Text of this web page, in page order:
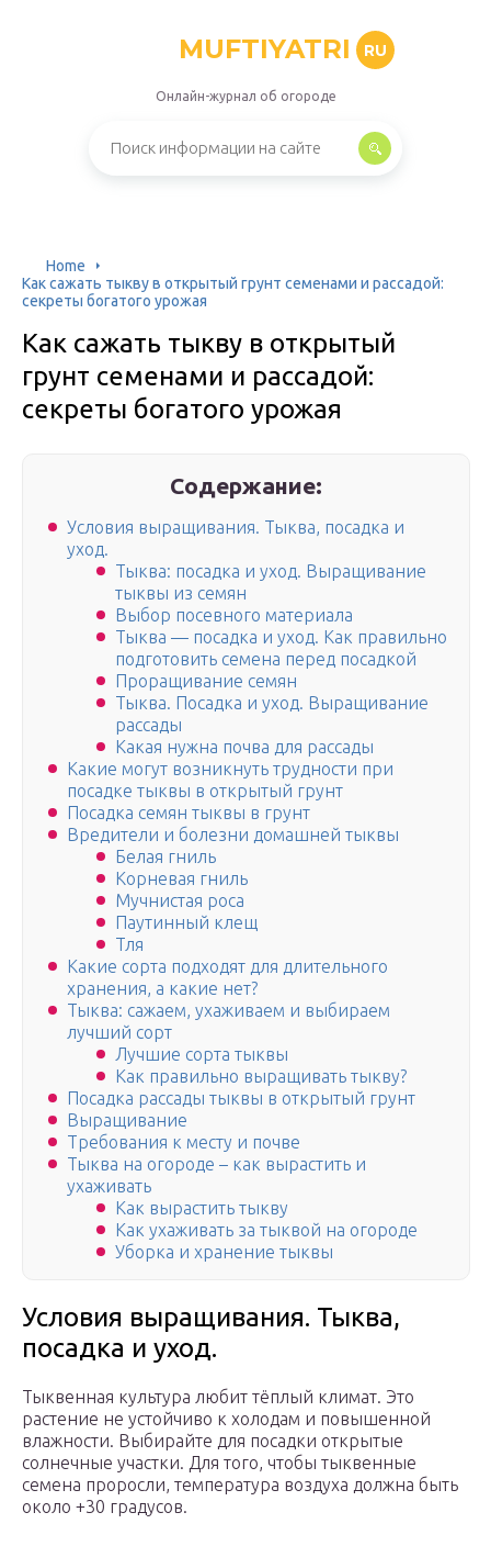
MUFTIYATRI RU
Онлайн-журнал об огороде
Home
Как сажать тыкву в открытый грунт семенами и рассадой:
секреты богатого урожая
Как сажать тыкву в открытый
грунт семенами и рассадой:
секреты богатого урожая
Содержание:
Условия выращивания. Тыква, посадка и
уход.
Тыква: посадка и уход. Выращивание
тыквы из семян
Выбор посевного материала
Тыква — посадка и уход. Как правильно
подготовить семена перед посадкой
Проращивание семян
Тыква. Посадка и уход. Выращивание
рассады
Какая нужна почва для рассады
Какие могут возникнуть трудности при
посадке тыквы в открытый грунт
Посадка семян тыквы в грунт
Вредители и болезни домашней тыквы
Белая гниль
Корневая гниль
Мучнистая роса
Паутинный клещ
Тля
Какие сорта подходят для длительного
хранения, а какие нет?
Тыква: сажаем, ухаживаем и выбираем
лучший сорт
Лучшие сорта тыквы
Как правильно выращивать тыкву?
Посадка рассады тыквы в открытый грунт
Выращивание
Требования к месту и почве
Тыква на огороде – как вырастить и
ухаживать
Как вырастить тыкву
Как ухаживать за тыквой на огороде
Уборка и хранение тыквы
Условия выращивания. Тыква,
посадка и уход.
Тыквенная культура любит тёплый климат. Это
растение не устойчиво к холодам и повышенной
влажности. Выбирайте для посадки открытые
солнечные участки. Для того, чтобы тыквенные
семена проросли, температура воздуха должна быть
около +30 градусов.